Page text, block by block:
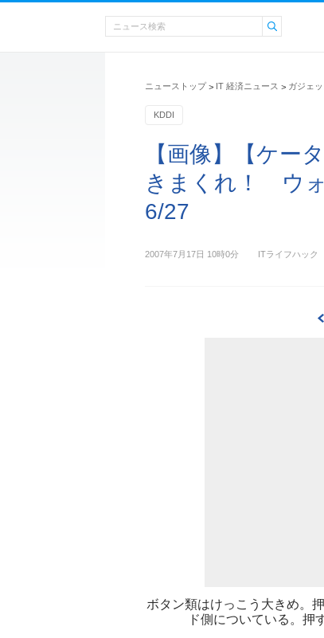
ニューストップ > IT 経済ニュース > ガジェ
KDDI
【画像】【ケー
きまくれ！ ウォ
6/27
2007年7月17日 10時0分 ITライフハック
ボタン類はけっこう大きめ。
ド側についている。押